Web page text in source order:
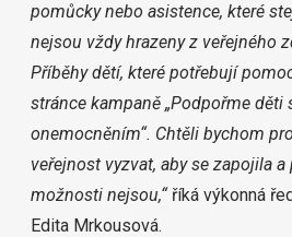
pomůcky nebo asistence, které
nejsou vždy hrazeny z veřejného
Příběhy dětí, které potřebují
stránce kampaně „Podpořme děti
onemocněním“. Chtěli bychom
veřejnost vyzvat, aby se zapojila
možnosti nejsou,“říká výkonná
Edita Mrkousová.